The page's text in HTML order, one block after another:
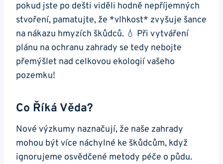
pokud jste po dešti viděli hodně nepříjemných
stvoření, pamatujte, že *vlhkost* zvyšuje šance
na nákazu hmyzích škůdců. 💧 Při vytváření
plánu na ochranu zahrady se tedy nebojte
přemýšlet nad celkovou ekologií vašeho
pozemku!
Co Říká Věda?
Nové výzkumy naznačují, že naše zahrady
mohou být více náchylné ke škůdcům, když
ignorujeme osvědčené metody péče o půdu.